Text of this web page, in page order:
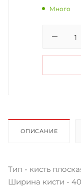
Много
ОПИСАНИЕ
Тип - кисть
Ширина кисти -